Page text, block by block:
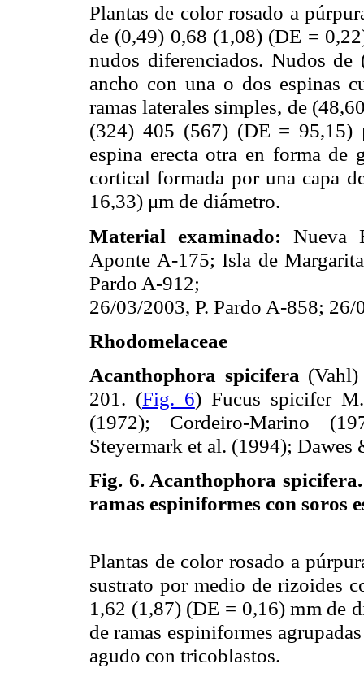
Plantas de color rosado a
de (0,49) 0,68 (1,08) (DE =
nudos diferenciados. Nudos
ancho con una o dos espinas
ramas laterales simples, de
(324) 405 (567) (DE = 95,15)
espina erecta otra en forma de
cortical formada por una capa
16,33) μm de diámetro.
Material examinado:Nueva
Aponte A-175; Isla de
Pardo A-912;
26/03/2003, P. Pardo A-858; 26/
Rhodomelaceae
Acanthophora spicifera
201. (Fig. 6) Fucus spicifer
(1972); Cordeiro-Marino
Steyermark et al. (1994);
Fig. 6. Acanthophora
ramas espiniformes con soros
Plantas de color rosado a
sustrato por medio de rizoides
1,62 (1,87) (DE = 0,16) mm de
de ramas espiniformes
agudo con tricoblastos.